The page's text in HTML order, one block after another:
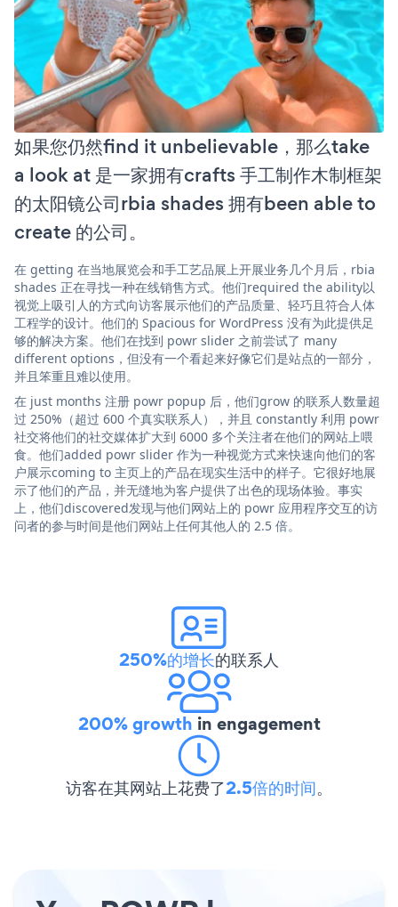
如果您仍然find it unbelievable，那么take
a look at 是一家拥有crafts 手工制作木制框架
的太阳镜公司rbia shades 拥有been able to
create 的公司。
在 getting 在当地展览会和手工艺品展上开展业务几个月后，rbia
shades 正在寻找一种在线销售方式。他们required the ability以
视觉上吸引人的方式向访客展示他们的产品质量、轻巧且符合人体
工程学的设计。他们的 Spacious for WordPress 没有为此提供足
够的解决方案。他们在找到 powr slider 之前尝试了 many
different options，但没有一个看起来好像它们是站点的一部分，
并且笨重且难以使用。
在 just months 注册 powr popup 后，他们grow 的联系人数量超
过 250%（超过 600 个真实联系人），并且 constantly 利用 powr
社交将他们的社交媒体扩大到 6000 多个关注者在他们的网站上喂
食。他们added powr slider 作为一种视觉方式来快速向他们的客
户展示coming to 主页上的产品在现实生活中的样子。它很好地展
示了他们的产品，并无缝地为客户提供了出色的现场体验。事实
上，他们discovered发现与他们网站上的 powr 应用程序交互的访
问者的参与时间是他们网站上任何其他人的 2.5 倍。
250%的增长的联系人
200% growth in engagement
访客在其网站上花费了2.5倍的时间。